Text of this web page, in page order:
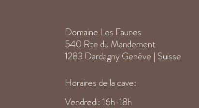
Domaine Les Faunes
540 Rte du Mandement
1283 Dardagny Genève | Suisse
Horaires de la cave:
Vendredi: 16h-18h